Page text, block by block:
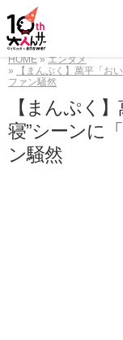
HOME
エンタメ
【まんぷく】萬平「お
ファン騒然
【まんぷく
寝”シーンに
ン騒然